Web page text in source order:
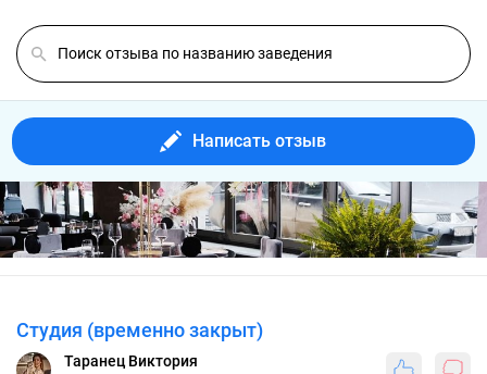
Написать отзыв
Студия (временно закрыт)
Таранец Виктория